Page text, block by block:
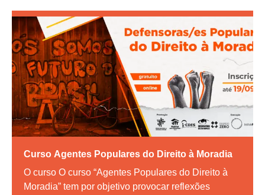
Curso Agentes Populares do Direito à Moradia
O curso O curso “Agentes Populares do Direito à
Moradia” tem por objetivo provocar reflexões